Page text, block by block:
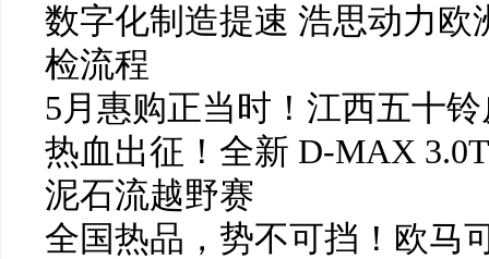
数字化制造提速 浩思动力
检流程
5月惠购正当时！江西五十
热血出征！全新 D-MAX
泥石流越野赛
全国热品，势不可挡！欧马